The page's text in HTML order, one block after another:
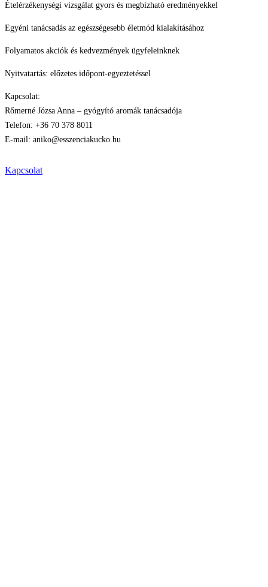
Ételérzékenységi vizsgálat gyors és megbízható eredményekkel
Egyéni tanácsadás az egészségesebb életmód kialakításához
Folyamatos akciók és kedvezmények ügyfeleinknek
Nyitvatartás: előzetes időpont-egyeztetéssel
Kapcsolat:
Rőmerné Józsa Anna – gyógyító aromák tanácsadója
Telefon: +36 70 378 8011
E-mail: aniko@esszenciakucko.hu
Kapcsolat